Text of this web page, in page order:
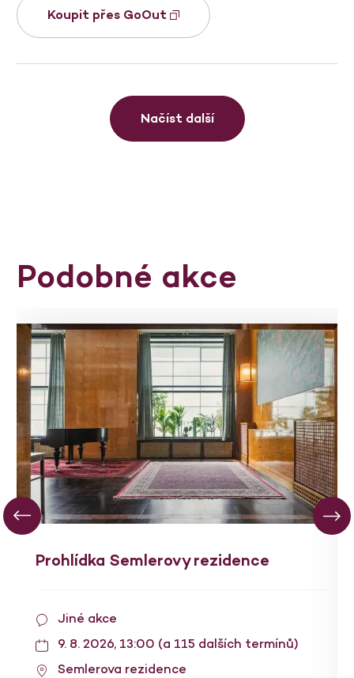
Koupit přes GoOut
Načíst další
Podobné akce
Prohlídka Semlerovy rezidence
Jiné akce
9. 8. 2026, 13:00 (a 115 dalších termínů)
Semlerova rezidence